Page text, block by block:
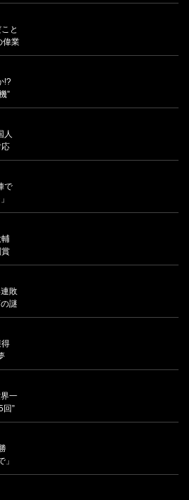
と
偉業
!?
”
人
応
で
輔
賞
敗
謎
得
一
回”